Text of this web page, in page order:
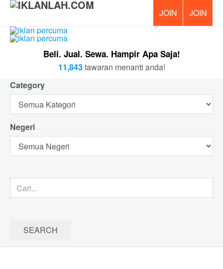
Beli. Jual. Sewa. Hampir Apa Saja!
11,843tawaran menanti anda!
Category
Negeri